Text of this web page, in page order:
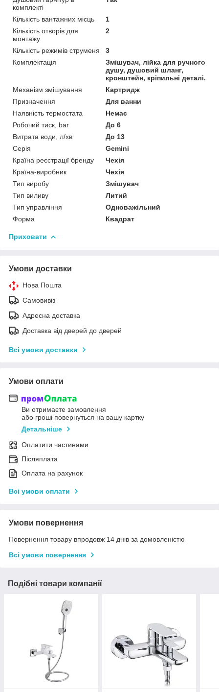
комплекті
Кількість вантажних місць
1
Кількість отворів для
монтажу
2
Кількість режимів струменя
3
Комплектація
Змішувач, лійка для ручного
душу, душовий шланг,
кронштейн, кріпильні деталі.
Механізм змішування
Картридж
Призначення
Для ванни
Наявність термостата
Немає
Робочий тиск, bar
До 6
Витрата води, л/хв
До 13
Серія
Gemini
Країна реєстрації бренду
Чехія
Країна-виробник
Чехія
Тип виробу
Змішувач
Тип виливу
Литий
Тип управління
Одноважільний
Форма
Квадрат
Приховати
Умови доставки
Нова Пошта
Самовивіз
Адресна доставка
Доставка від дверей до дверей
Всі умови доставки
Умови оплати
Ви отримаєте замовлення
або гроші повернуться на вашу картку
Детальніше
Оплатити частинами
Післяплата
Оплата на рахунок
Всі умови оплати
Умови повернення
Повернення товару впродовж 14 днів за домовленістю
Всі умови повернення
Подібні товари компанії